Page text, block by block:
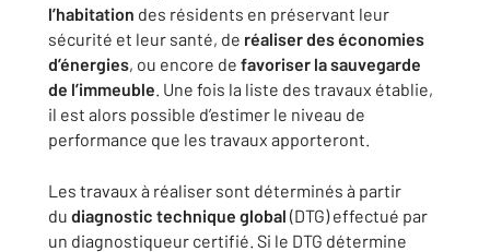
l’habitation des résidents en préservant leur
sécurité et leur santé, de réaliser des économies
d’énergies, ou encore de favoriser la sauvegarde
de l’immeuble . Une fois la liste des travaux établie,
il est alors possible d’estimer le niveau de
performance que les travaux apporteront.
Les travaux à réaliser sont déterminés à partir
du diagnostic technique global (DTG) effectué par
un diagnostiqueur certifié. Si le DTG détermine